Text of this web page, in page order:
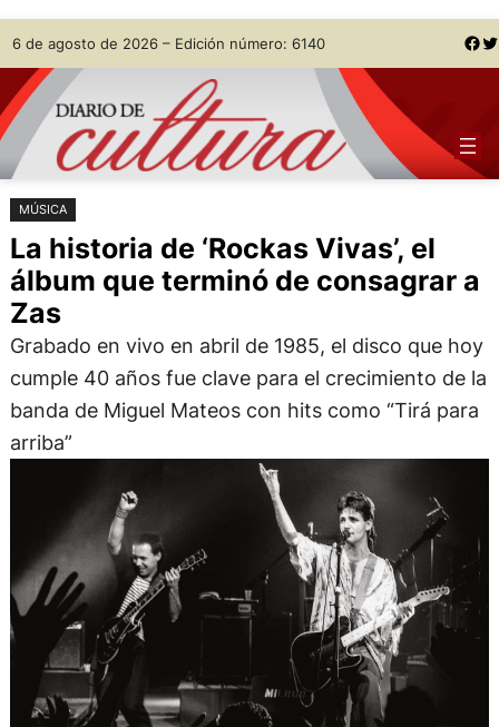
Saltar
al
contenido
Skip
to
content
6 de agosto de 2026 – Edición número: 6140 Facebook Twitter
MÚSICA
La historia de ‘Rockas Vivas’, el
álbum que terminó de consagrar a
Zas
Grabado en vivo en abril de 1985, el disco que hoy
cumple 40 años fue clave para el crecimiento de la
banda de Miguel Mateos con hits como “Tirá para
arriba”